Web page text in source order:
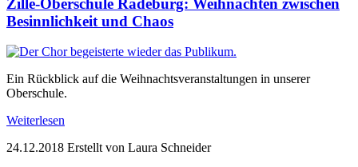
Besinnlichkeit und Chaos
Ein Rückblick auf die Weihnachtsveranstaltungen in unserer
Oberschule.
Weiterlesen
24.12.2018 Erstellt von Laura Schneider